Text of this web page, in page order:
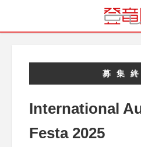
募集
International
Festa 2025